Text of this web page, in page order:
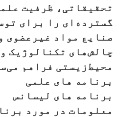
تحقیقاتی، ظرفیت
گسترده‌ای را برای
صنایع مواد غیرعضوی
چالش‌های تکنالوژیک و
محیط‌زیستی فراهم
برنامه های علمی
برنامه های لیسانس
معلومات در مورد